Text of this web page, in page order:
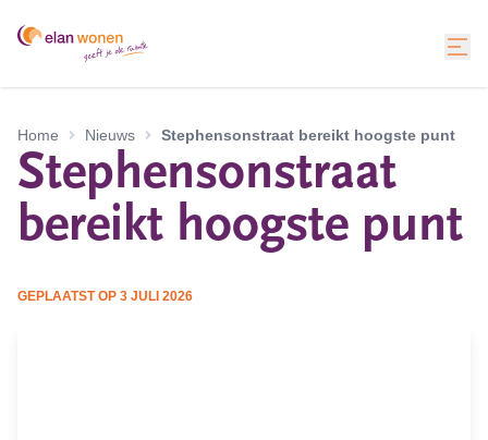
Home Nieuws Stephensonstraat bereikt hoogste punt
Stephensonstraat
bereikt hoogste punt
GEPLAATST OP 3 JULI 2026